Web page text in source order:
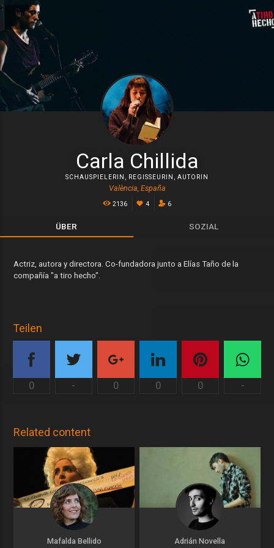
Carla Chillida
SCHAUSPIELERIN REGISSEURIN AUTORIN
València, España
2136 4 6
ÜBER SOZIAL
Actriz, autora y directora. Co-fundadora junto a Elías Taño de la
compañía "a tiro hecho".
Teilen
0 - 0 0 0 -
Related content
Mafalda Bellido Adrián Novella